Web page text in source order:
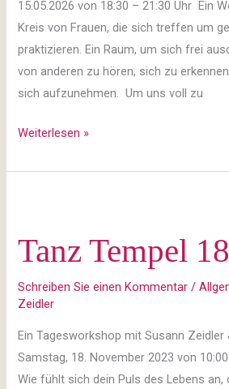
15.05.2026 von 18:30 – 21:30 Uhr Ein
Kreis von Frauen, die sich treffen um
praktizieren. Ein Raum, um sich frei
von anderen zu hören, sich zu
sich aufzunehmen. Um uns voll zu
Weiterlesen »
Tanz Tempel
Schreiben Sie einen Kommentar /
Zeidler
Ein Tagesworkshop mit Susann Zeidler
Samstag, 18. November 2023 von
Wie fühlt sich dein Puls des Lebens an,
18.11.23